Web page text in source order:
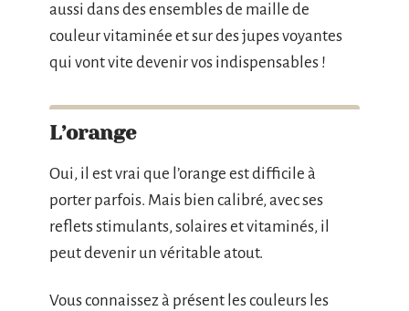
aussi dans des ensembles de maille de
couleur vitaminée et sur des jupes voyantes
qui vont vite devenir vos indispensables !
L’orange
Oui, il est vrai que l’orange est difficile à
porter parfois. Mais bien calibré, avec ses
reflets stimulants, solaires et vitaminés, il
peut devenir un véritable atout.
Vous connaissez à présent les couleurs les